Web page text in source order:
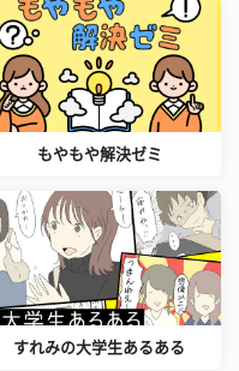
もやもや解決ゼミ
すれみの大学生あるある